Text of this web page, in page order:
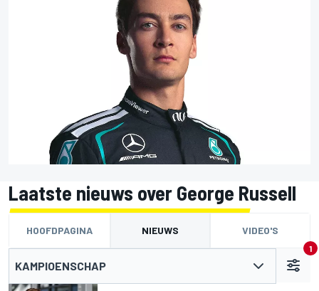
Laatste nieuws over George Russell
HOOFDPAGINA NIEUWS VIDEO'S
KAMPIOENSCHAP
1